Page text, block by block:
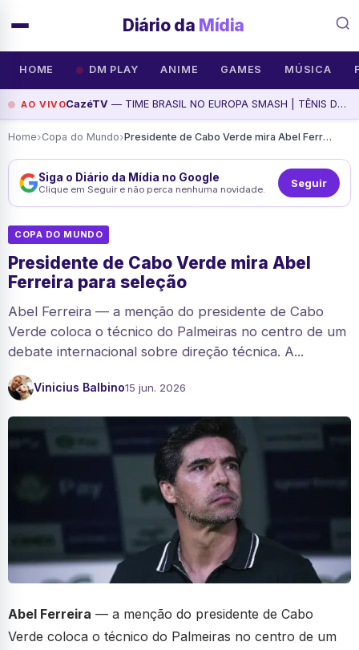
Diário da Mídia
HOME DM PLAY ANIME GAMES MÚSICA
AO VIVOCazéTV — TIME BRASIL NO EUROPA SMASH | TÊNIS DE MESA, assista agora
Home›Copa do Mundo› Presidente de Cabo Verde mira Abel Ferreira para seleção
Siga o Diário da Mídia no Google
Clique em Seguir e não perca nenhuma novidade. Seguir
COPA DO MUNDO
Presidente de Cabo Verde mira Abel
Ferreira para seleção
Abel Ferreira — a menção do presidente de Cabo
Verde coloca o técnico do Palmeiras no centro de um
debate internacional sobre direção técnica. A...
Vinicius Balbino15 jun. 2026
Abel Ferreira — a menção do presidente de Cabo
Verde coloca o técnico do Palmeiras no centro de um